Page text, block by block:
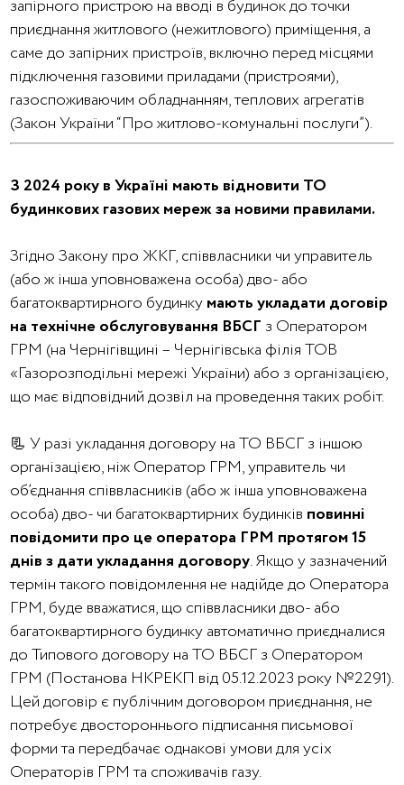
запірного пристрою на вводі в будинок до точки
приєднання житлового (нежитлового) приміщення, а
саме до запірних пристроїв, включно перед місцями
підключення газовими приладами (пристроями),
газоспоживаючим обладнанням, теплових агрегатів
(Закон України “Про житлово-комунальні послуги”).
З 2024 року в Україні мають відновити ТО
будинкових газових мереж за новими правилами.
Згідно Закону про ЖКГ, співвласники чи управитель
(або ж інша уповноважена особа) дво- або
багатоквартирного будинкумають укладати договір
на технічне обслуговування ВБСГ з Оператором
ГРМ (на Чернігівщині – Чернігівська філія ТОВ
«Газорозподільні мережі України) або з організацією,
що має відповідний дозвіл на проведення таких робіт.
📃 У разі укладання договору на ТО ВБСГ з іншою
організацією, ніж Оператор ГРМ, управитель чи
об’єднання співвласників (або ж інша уповноважена
особа) дво- чи багатоквартирних будинків повинні
повідомити про це оператора ГРМ протягом 15
днів з дати укладання договору. Якщо у зазначений
термін такого повідомлення не надійде до Оператора
ГРМ, буде вважатися, що співвласники дво- або
багатоквартирного будинку автоматично приєдналися
до Типового договору на ТО ВБСГ з Оператором
ГРМ (Постанова НКРЕКП від 05.12.2023 року №2291).
Цей договір є публічним договором приєднання, не
потребує двостороннього підписання письмової
форми та передбачає однакові умови для усіх
Операторів ГРМ та споживачів газу.